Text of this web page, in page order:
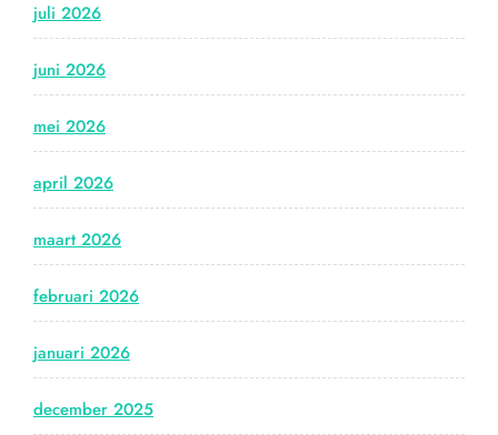
juli 2026
juni 2026
mei 2026
april 2026
maart 2026
februari 2026
januari 2026
december 2025